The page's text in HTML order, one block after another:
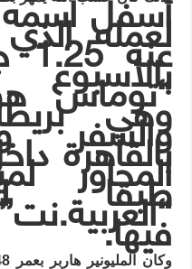
أسفل اسمه
لعمله
“توماس
وهي
والسفر
بالقاهرة
المجاور
طبقا
فيها.